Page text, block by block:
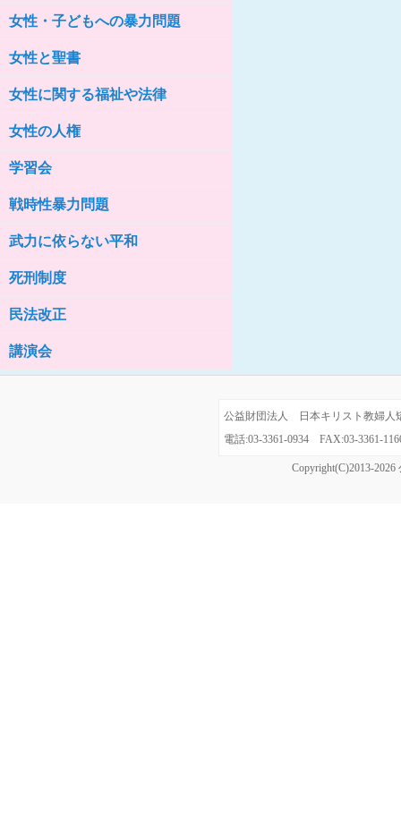
女性の家HELP ネットワークニュー
ス No.76
女性・子どもへの暴力問題
女性と聖書
女性に関する福祉や法律
女性の人権
学習会
戦時性暴力問題
武力に依らない平和
死刑制度
民法改正
講演会
公益財団法人 日本キリスト教婦
電話:03-3361-0934 FAX:03-
Copyright(C)2013-